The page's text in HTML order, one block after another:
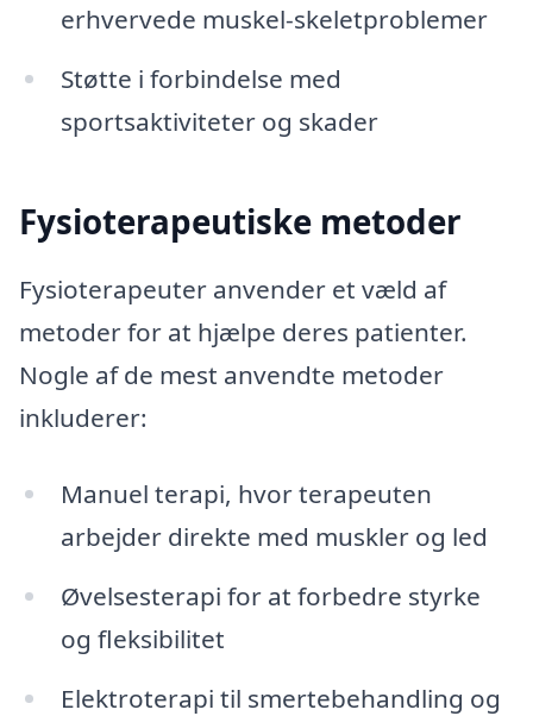
erhvervede muskel-skeletproblemer
Støtte i forbindelse med
sportsaktiviteter og skader
Fysioterapeutiske metoder
Fysioterapeuter anvender et væld af
metoder for at hjælpe deres patienter.
Nogle af de mest anvendte metoder
inkluderer:
Manuel terapi, hvor terapeuten
arbejder direkte med muskler og led
Øvelsesterapi for at forbedre styrke
og fleksibilitet
Elektroterapi til smertebehandling og